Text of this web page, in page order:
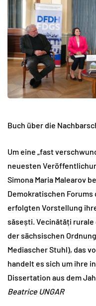
Buch über die
Um eine „fast
neuesten
Simona Maria Malearov
Demokratischen
erfolgten Vorstellung
săsești. Vecinătăți rurale
der sächsischen
Mediascher Stuhl), das
handelt es sich um ihre
Dissertation aus dem
Beatrice UNGAR